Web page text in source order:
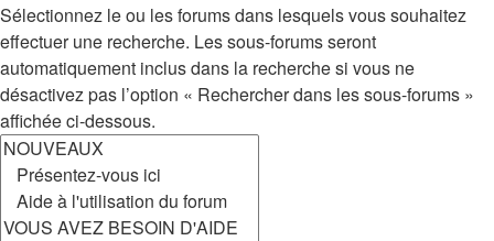
Sélectionnez le ou les forums dans lesquels vous souhaitez
effectuer une recherche. Les sous-forums seront
automatiquement inclus dans la recherche si vous ne
désactivez pas l’option « Rechercher dans les sous-forums »
affichée ci-dessous.